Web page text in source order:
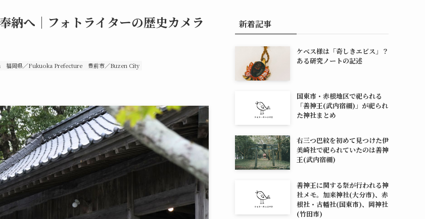
納へ｜フォトライターの歴史カメラ
福岡県／Fukuoka Prefecture
豊前市／Buzen City
新着記事
ケベス様は「奇しきエビス」？
ある研究ノートの記述
国東市・赤根地区で祀られる
「善神王(武内宿禰)」が祀られ
た神社まとめ
右三つ巴紋を初めて見つけた伊
美崎社で祀られていたのは善神
王(武内宿禰)
善神王に関する祭が行われる神
社メモ。加来神社(大分市)、赤
根社・古幡社(国東市)、岡神社
(竹田市)